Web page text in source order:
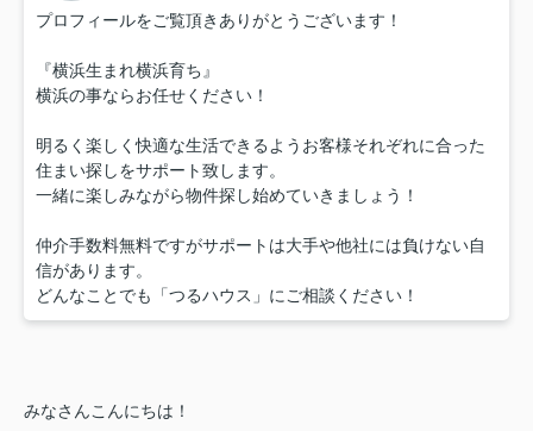
プロフィールをご覧頂きありがとうございます！
『横浜生まれ横浜育ち』
横浜の事ならお任せください！
明るく楽しく快適な生活できるようお客様それぞれに合った
住まい探しをサポート致します。
一緒に楽しみながら物件探し始めていきましょう！
仲介手数料無料ですがサポートは大手や他社には負けない自
信があります。
どんなことでも「つるハウス」にご相談ください！
みなさんこんにちは！